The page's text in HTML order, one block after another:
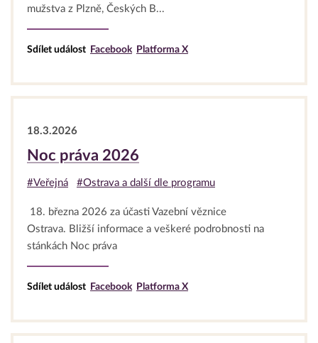
mužstva z Plzně, Českých B...
Sdílet událost Facebook Platforma X
18.3.2026
Noc práva 2026
#Veřejná #Ostrava a další dle programu
18. března 2026 za účasti Vazební věznice
Ostrava. Bližší informace a veškeré podrobnosti na
stánkách Noc práva
Sdílet událost Facebook Platforma X